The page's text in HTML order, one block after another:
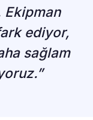
Ekipman
ediyor,
sağlam